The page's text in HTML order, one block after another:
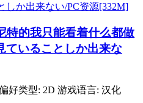
特的我只能看着什么都做
ていることしか出来な
好类型: 2D 游戏语言: 汉化